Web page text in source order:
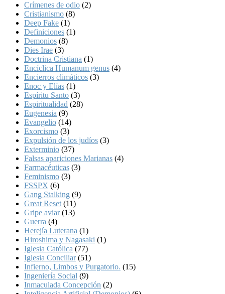
Crímenes de odio (2)
Cristianismo (8)
Deep Fake (1)
Definiciones (1)
Demonios (8)
Dies Irae (3)
Doctrina Cristiana (1)
Encíclica Humanum genus (4)
Encierros climáticos (3)
Enoc y Elías (1)
Espíritu Santo (3)
Espiritualidad (28)
Eugenesia (9)
Evangelio (14)
Exorcismo (3)
Expulsión de los judíos (3)
Exterminio (37)
Falsas apariciones Marianas (4)
Farmacéuticas (3)
Feminismo (3)
FSSPX (6)
Gang Stalking (9)
Great Reset (11)
Gripe aviar(13)
Guerra (4)
Herejía Luterana (1)
Hiroshima y Nagasaki (1)
Iglesia Católica (77)
Iglesia Conciliar(51)
Infierno, Limbos y Purgatorio. (15)
Ingeniería Social (9)
Inmaculada Concepción (2)